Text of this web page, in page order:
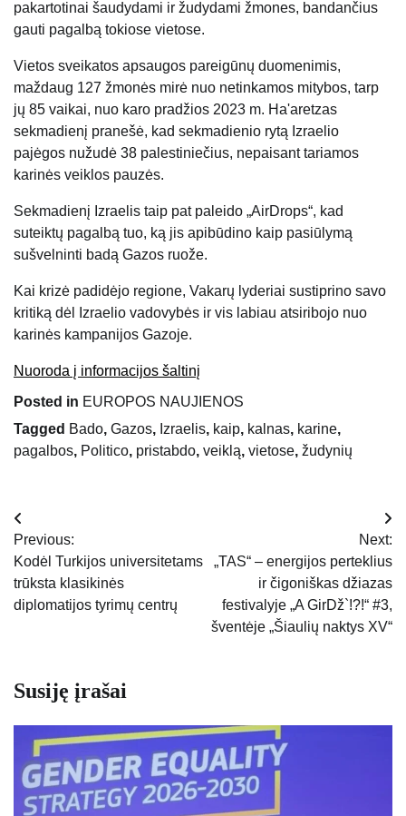
pakartotinai šaudydami ir žudydami žmones, bandančius
gauti pagalbą tokiose vietose.
Vietos sveikatos apsaugos pareigūnų duomenimis,
maždaug 127 žmonės mirė nuo netinkamos mitybos, tarp
jų 85 vaikai, nuo karo pradžios 2023 m. Ha'aretzas
sekmadienį pranešė, kad sekmadienio rytą Izraelio
pajėgos nužudė 38 palestiniečius, nepaisant tariamos
karinės veiklos pauzės.
Sekmadienį Izraelis taip pat paleido „AirDrops“, kad
suteiktų pagalbą tuo, ką jis apibūdino kaip pasiūlymą
sušvelninti badą Gazos ruože.
Kai krizė padidėjo regione, Vakarų lyderiai sustiprino savo
kritiką dėl Izraelio vadovybės ir vis labiau atsiribojo nuo
karinės kampanijos Gazoje.
Nuoroda į informacijos šaltinį
Posted in EUROPOS NAUJIENOS
Tagged Bado, Gazos, Izraelis, kaip, kalnas, karine,
pagalbos, Politico, pristabdo, veiklą, vietose, žudynių
Navigacija
tarp
įrašų
Previous:
Kodėl Turkijos universitetams
trūksta klasikinės
diplomatijos tyrimų centrų
Next:
„TAS“ – energijos perteklius
ir čigoniškas džiazas
festivalyje „A GirDž`!?!“ #3,
šventėje „Šiaulių naktys XV“
Susiję įrašai